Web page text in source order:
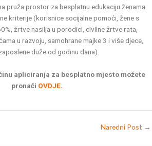
pruža prostor za besplatnu edukaciju ženama
kriterije (korisnice socijalne pomoći, žene s
žrtve nasilja u porodici, civilne žrtve rata,
u razvoju, samohrane majke 3 i više djece,
duže od godinu dana).
apliciranja za besplatno mjesto možete
pronaći OVDJE.
Naredni Post →